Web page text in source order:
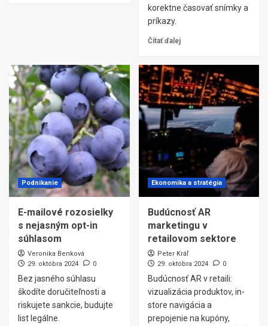
korektne časovať snímky a
príkazy.
Čítať ďalej
Podnikanie
E-mailové rozosielky
s nejasným opt-in
súhlasom
Veronika Benková
29. októbra 2024
0
Bez jasného súhlasu
škodíte doručiteľnosti a
riskujete sankcie, budujte
list legálne.
Ekonomika a stratégia
Budúcnosť AR
marketingu v
retailovom sektore
Peter Kráľ
29. októbra 2024
0
Budúcnosť AR v retaili:
vizualizácia produktov, in-
store navigácia a
prepojenie na kupóny,